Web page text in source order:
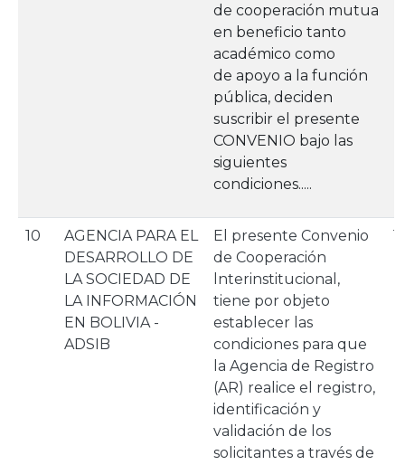
de cooperación mutua
en beneficio tanto
académico como
de apoyo a la función
pública, deciden
suscribir el presente
CONVENIO bajo las
siguientes
condiciones.....
10
AGENCIA PARA EL
DESARROLLO DE
LA SOCIEDAD DE
LA INFORMACIÓN
EN BOLIVIA -
ADSIB
El presente Convenio
de Cooperación
lnterinstitucional,
tiene por objeto
establecer las
condiciones para que
la Agencia de Registro
(AR) realice el registro,
identificación y
validación de los
solicitantes a través de